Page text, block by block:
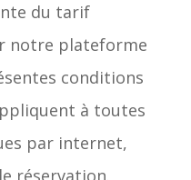
du tarif
notre plateforme
conditions
à toutes
par internet,
réservation.